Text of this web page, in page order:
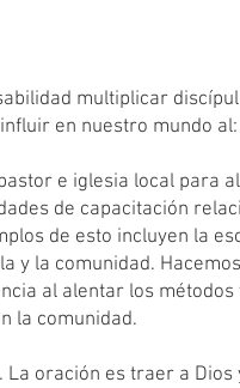
multiplicar
en nuestro mundo al:
e iglesia local para
de capacitación
de esto incluyen la
y la comunidad.
al alentar los
la comunidad.
La oración es traer a